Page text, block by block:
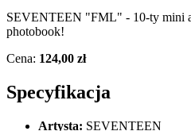
SEVENTEEN "FML" - 10-ty mini
photobook!
Cena: 124,00 zł
Specyfikacja
Artysta: SEVENTEEN